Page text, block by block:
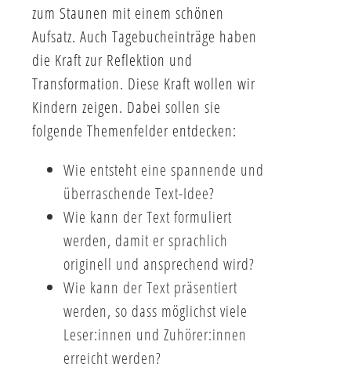
zum Staunen mit einem schönen
Aufsatz. Auch Tagebucheinträge haben
die Kraft zur Reflektion und
Transformation. Diese Kraft wollen wir
Kindern zeigen. Dabei sollen sie
folgende Themenfelder entdecken:
Wie entsteht eine spannende und
überraschende Text-Idee?
Wie kann der Text formuliert
werden, damit er sprachlich
originell und ansprechend wird?
Wie kann der Text präsentiert
werden, so dass möglichst viele
Leser:innen und Zuhörer:innen
erreicht werden?